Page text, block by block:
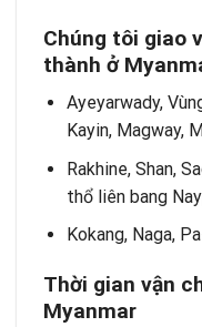
Chúng tôi giao
thành ở
Ayeyarwady,
Kayin, Magway,
Rakhine, Shan,
thổ liên bang
Kokang, Naga,
Thời gian vận
Myanmar